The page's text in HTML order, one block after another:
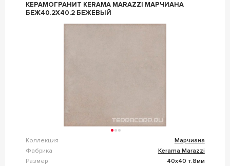
КЕРАМОГРАНИТ KERAMA MARAZZI МАРЧИАНА
БЕЖ40.2X40.2 БЕЖЕВЫЙ
Коллекция
Марчиана
Фабрика
Kerama Marazzi
Размер
40x40 т.8мм